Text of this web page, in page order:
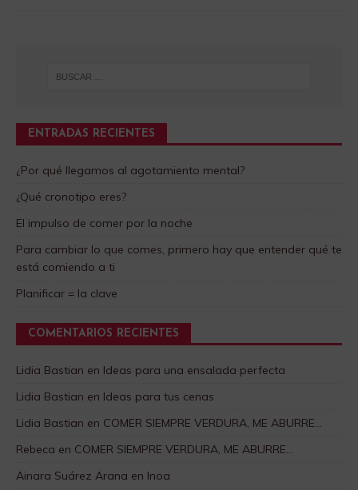
ENTRADAS RECIENTES
¿Por qué llegamos al agotamiento mental?
¿Qué cronotipo eres?
El impulso de comer por la noche
Para cambiar lo que comes, primero hay que entender qué te
está comiendo a ti
Planificar = la clave
COMENTARIOS RECIENTES
Lidia Bastian en Ideas para una ensalada perfecta
Lidia Bastian en Ideas para tus cenas
Lidia Bastian en COMER SIEMPRE VERDURA, ME ABURRE…
Rebeca en COMER SIEMPRE VERDURA, ME ABURRE…
Ainara Suárez Arana en Inoa